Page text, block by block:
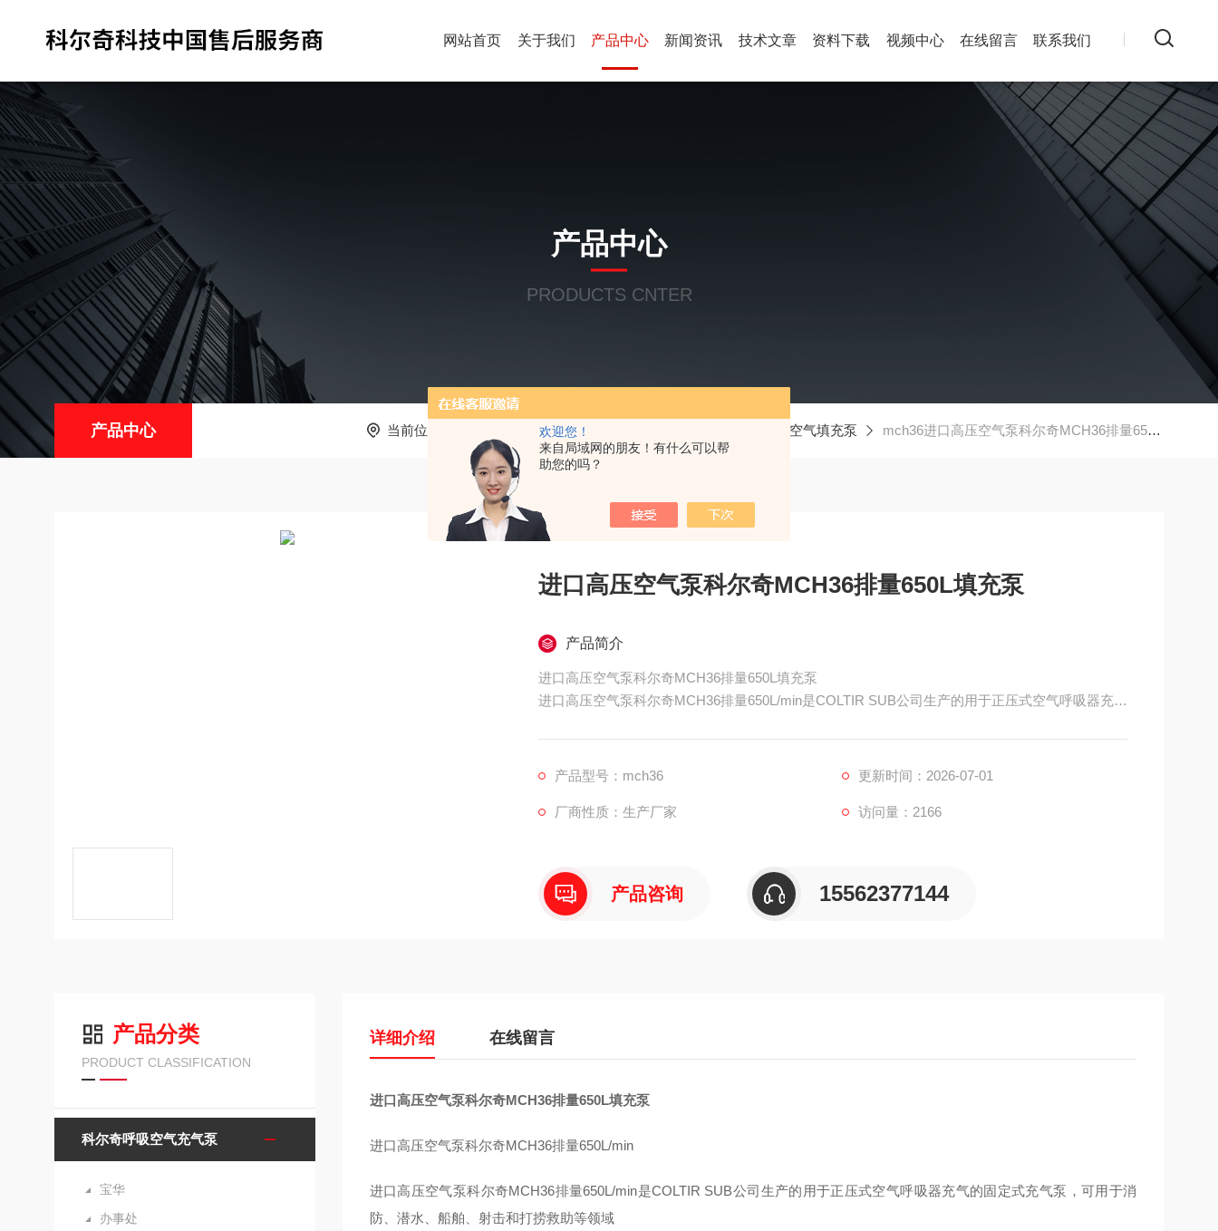
欢迎您！
来自局域网的朋友！有什么可以帮
助您的吗？
网站首页 关于我们 产品中心 新闻资讯 技术文章 资料下载 视频中心 在线留言 联系我们
产品中心
PRODUCTS CNTER
产品中心 当前位置： 产品中心 科尔奇空气填充泵 mch36进口高压空气泵科尔奇MCH36排量650L填充泵
进口高压空气泵科尔奇MCH36排量650L填充泵
产品简介
进口高压空气泵科尔奇MCH36排量650L填充泵
进口高压空气泵科尔奇MCH36排量650L/min是COLTIR SUB公司生产的用于正压式空气呼吸器充气
产品型号：mch36
更新时间：2026-07-01
厂商性质：生产厂家 访问量：2166
产品咨询 15562377144
产品分类
PRODUCT CLASSIFICATION
科尔奇呼吸空气充气泵
宝华
办事处
详细介绍 在线留言
进口高压空气泵科尔奇MCH36排量650L填充泵
进口高压空气泵科尔奇MCH36排量650L/min
进口高压空气泵科尔奇MCH36排量650L/min是COLTIR SUB公司生产的用于正压式空气呼吸器充气的固定式充气泵，可用于消
防、潜水、船舶、射击和打捞救助等领域